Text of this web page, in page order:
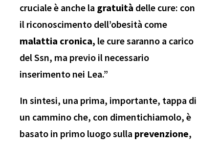
cruciale è anche la gratuità delle cure: con
il riconoscimento dell’obesità come
malattia cronica, le cure saranno a carico
del Ssn, ma previo il necessario
inserimento nei Lea.”
In sintesi, una prima, importante, tappa di
un cammino che, con dimentichiamolo, è
basato in primo luogo sulla prevenzione,